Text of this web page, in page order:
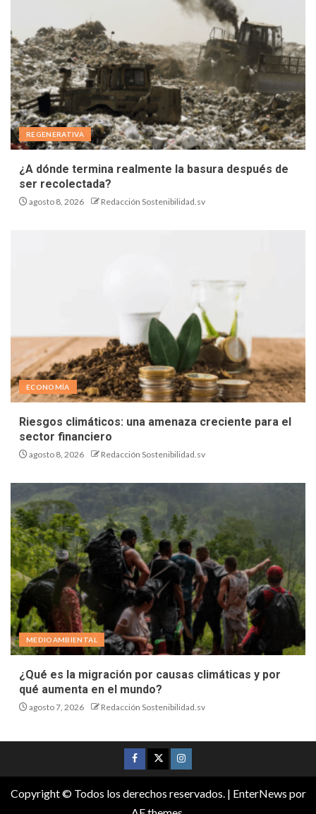
REGENERATIVA
¿A dónde termina realmente la basura después de
ser recolectada?
agosto 8, 2026 Redacción Sostenibilidad.sv
ECONOMÍA
Riesgos climáticos: una amenaza creciente para el
sector financiero
agosto 8, 2026 Redacción Sostenibilidad.sv
MEDIOAMBIENTAL
¿Qué es la migración por causas climáticas y por
qué aumenta en el mundo?
agosto 7, 2026 Redacción Sostenibilidad.sv
Copyright © Todos los derechos reservados. | EnterNews por